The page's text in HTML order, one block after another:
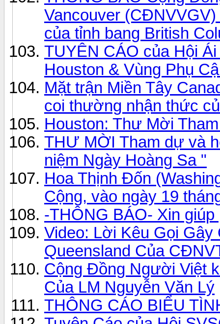
Vancouver
của tỉnh bang British
TUYÊN CÁO của Hội
Houston & Vùng Phụ
Mặt trận Miền Tây
coi thường nhận thức
Houston: Thư Mời
THƯ MỜI Tham dự và
niệm Ngày Hoàng Sa "
Hoa Thịnh Đốn
Cộng, vào ngày 19
-THÔNG BÁO- Xin
Video: Lời Kêu Gọi
Queensland Của
Cộng Đồng Người Việt
Của LM Nguyễn Văn Lý
THÔNG CÁO BIỂU